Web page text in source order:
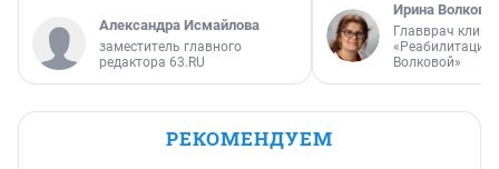
Александра Исмайлова
заместитель главного
редактора 63.RU
Ирина Волкова
Главврач
«Реабилитация
Волковой»
РЕКОМЕНДУЕМ